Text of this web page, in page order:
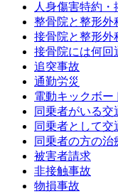
人身傷害特約・
整骨院と整形外
接骨院と整形外
接骨院には何回
追突事故
通勤労災
電動キックボー
同乗者がいる交
同乗者として交
同乗者の方の治
被害者請求
非接触事故
物損事故